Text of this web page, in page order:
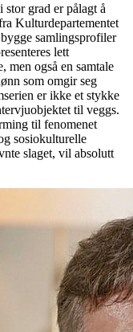
stor grad er pålagt å
Kulturdepartementet
samlingsprofiler
lett
men også en samtale
som omgir seg
er ikke et stykke
til veggs.
til fenomenet
sosiokulturelle
slaget, vil absolutt